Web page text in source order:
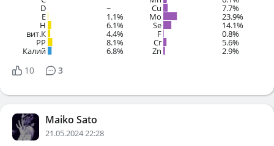
D ~
E 1.1%
H 6.1%
вит.К 4.4%
PP 8.1%
Калий 6.8%
Cu 7.7%
Mo 23.9%
Se 14.1%
F 0.8%
Cr 5.6%
Zn 2.9%
10 3
Maiko Sato
21.05.2024 22:28